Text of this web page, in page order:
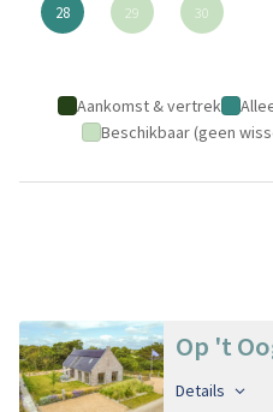
28 29 30
Aankomst & vertrek
Beschikbaar (geen
Op 't
Details